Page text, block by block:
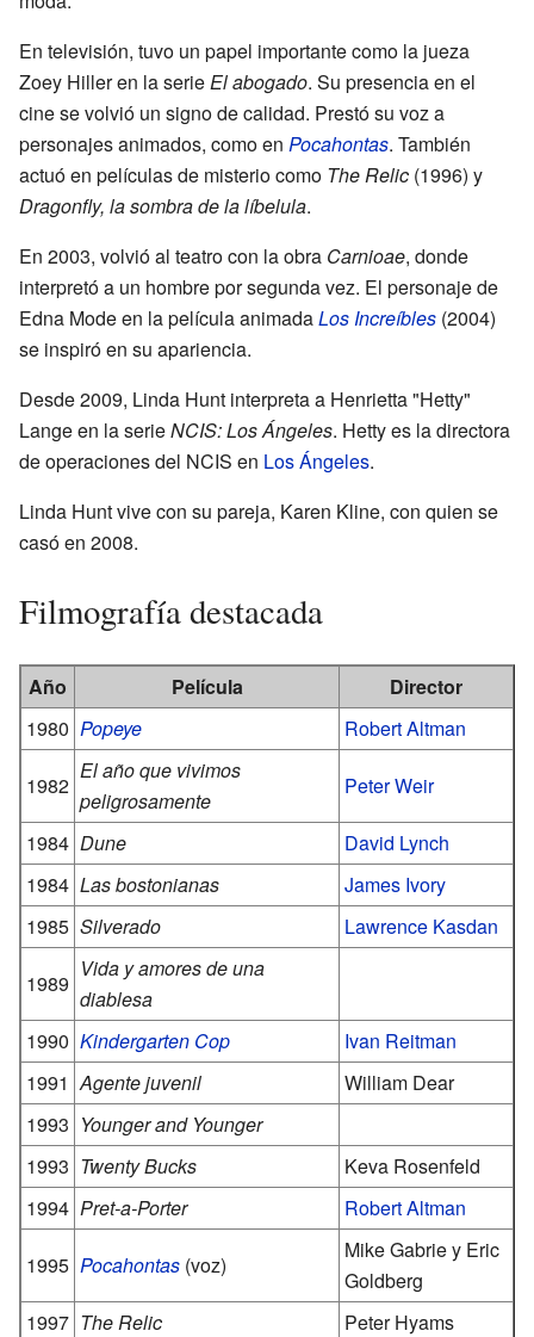
En televisión, tuvo un papel importante como la jueza
Zoey Hiller en la serieEl abogado. Su presencia en el
cine se volvió un signo de calidad. Prestó su voz a
personajes animados, como en Pocahontas. También
actuó en películas de misterio como The Relic (1996) y
Dragonfly, la sombra de la líbelula.
En 2003, volvió al teatro con la obra Carnioae, donde
interpretó a un hombre por segunda vez. El personaje de
Edna Mode en la película animadaLos Increíbles (2004)
se inspiró en su apariencia.
Desde 2009, Linda Hunt interpreta a Henrietta "Hetty"
Lange en la serieNCIS: Los Ángeles. Hetty es la directora
de operaciones del NCIS en Los Ángeles.
Linda Hunt vive con su pareja, Karen Kline, con quien se
casó en 2008.
Filmografía destacada
Año Película
Director
1980 Popeye Robert Altman
1982
El año que vivimos
peligrosamente
Peter Weir
1984 Dune
David Lynch
1984 Las bostonianas
James Ivory
1985 Silverado Lawrence Kasdan
1989
Vida y amores de una
diablesa
1990 Kindergarten Cop
Ivan Reitman
1991 Agente juvenil
William Dear
1993 Younger and Younger
1993 Twenty Bucks
Keva Rosenfeld
1994 Pret-a-Porter Robert Altman
1995 Pocahontas (voz)
Mike Gabrie y Eric
Goldberg
1997 The Relic Peter Hyams